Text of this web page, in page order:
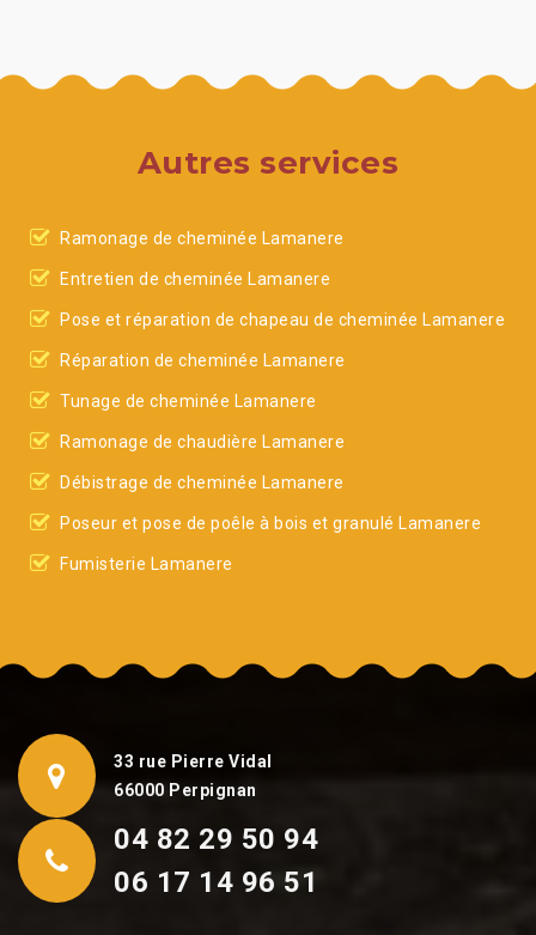
Autres services
Ramonage de cheminée Lamanere
Entretien de cheminée Lamanere
Pose et réparation de chapeau de cheminée Lamanere
Réparation de cheminée Lamanere
Tunage de cheminée Lamanere
Ramonage de chaudière Lamanere
Débistrage de cheminée Lamanere
Poseur et pose de poêle à bois et granulé Lamanere
Fumisterie Lamanere
33 rue Pierre Vidal
66000 Perpignan
04 82 29 50 94
06 17 14 96 51